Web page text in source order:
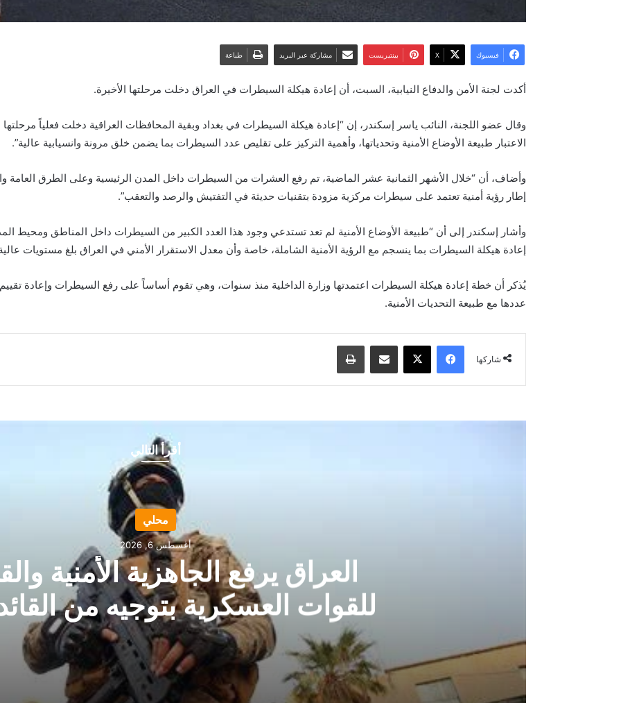
فيسبوك ‫X بينتيريست مشاركة عبر البريد طباعة
أكدت لجنة الأمن والدفاع النيابية، السبت، أن إعادة هيكلة السيطرات في العراق دخلت مرحلتها الأخيرة.
وقال عضو اللجنة، النائب ياسر إسكندر، إن “إعادة هيكلة السيطرات في بغداد وبقية المحافظات العراقية دخلت فعلياً
الاعتبار طبيعة الأوضاع الأمنية وتحدياتها، وأهمية التركيز على تقليص عدد السيطرات بما يضمن خلق مرونة وانسيابية عالية”.
وأضاف، أن “خلال الأشهر الثمانية عشر الماضية، تم رفع العشرات من السيطرات داخل المدن الرئيسية وعلى الطرق العامة
إطار رؤية أمنية تعتمد على سيطرات مركزية مزودة بتقنيات حديثة في التفتيش والرصد والتعقب”.
وأشار إسكندر إلى أن “طبيعة الأوضاع الأمنية لم تعد تستدعي وجود هذا العدد الكبير من السيطرات داخل المناطق ومحيط
إعادة هيكلة السيطرات بما ينسجم مع الرؤية الأمنية الشاملة، خاصة وأن معدل الاستقرار الأمني في العراق بلغ مستويات
يُذكر أن خطة إعادة هيكلة السيطرات اعتمدتها وزارة الداخلية منذ سنوات، وهي تقوم أساساً على رفع السيطرات وإعادة
عددها مع طبيعة التحديات الأمنية.
شاركها
فيسبوك ‫X مشاركة عبر البريد طباعة
أقرأ التالي
محلي
أغسطس 6, 2026
العراق يرفع الجاهزية الأمنية
للقوات العسكرية بتوجيه من